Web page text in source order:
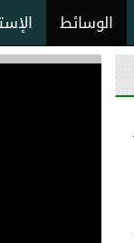
الوسائط